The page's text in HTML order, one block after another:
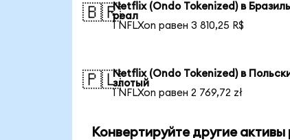
🇧🇷Netflix (Ondo Tokenized) в
реал
1 NFLXon равен 3 810,25 R$
🇵🇱Netflix (Ondo Tokenized) в
злотый
1 NFLXon равен 2 769,72 zł
Конвертируйте другие активы